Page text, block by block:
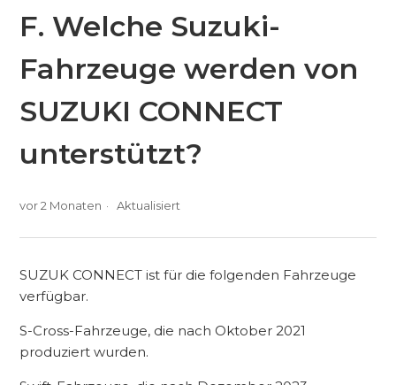
F. Welche Suzuki-
Fahrzeuge werden von
SUZUKI CONNECT
unterstützt?
vor 2 Monaten Aktualisiert
SUZUK CONNECT ist für die folgenden Fahrzeuge
verfügbar.
S-Cross-Fahrzeuge, die nach Oktober 2021
produziert wurden.